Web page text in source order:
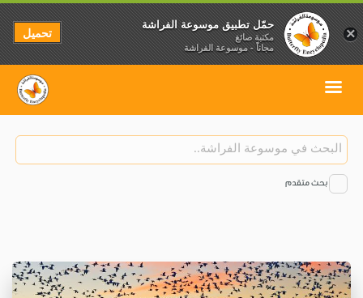
بحث متقدم
×
حمّل تطبيق موسوعة الفراشة
مكتبة صائغ
مجاناً - موسوعة الفراشة
تحميل